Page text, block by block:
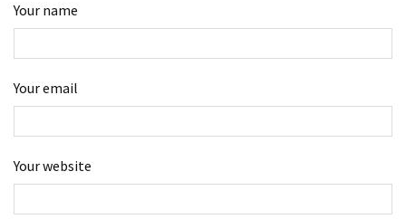
Your name
Your email
Your website